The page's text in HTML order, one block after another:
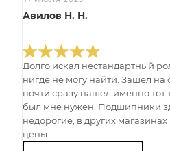
Авилов Н. Н.
Долго искал нестандартный
нигде не могу найти. Зашел на
почти сразу нашел именно тот
был мне нужен. Подшипники
недорогие, в других
цены. ...